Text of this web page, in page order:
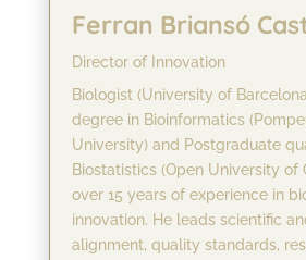
Ferran Briansó
Director of Innovation
Biologist (University of
degree in Bioinformatics
University) and Postgraduate
Biostatistics (Open University of
over 15 years of experience in
innovation. He leads scientific
alignment, quality standards,